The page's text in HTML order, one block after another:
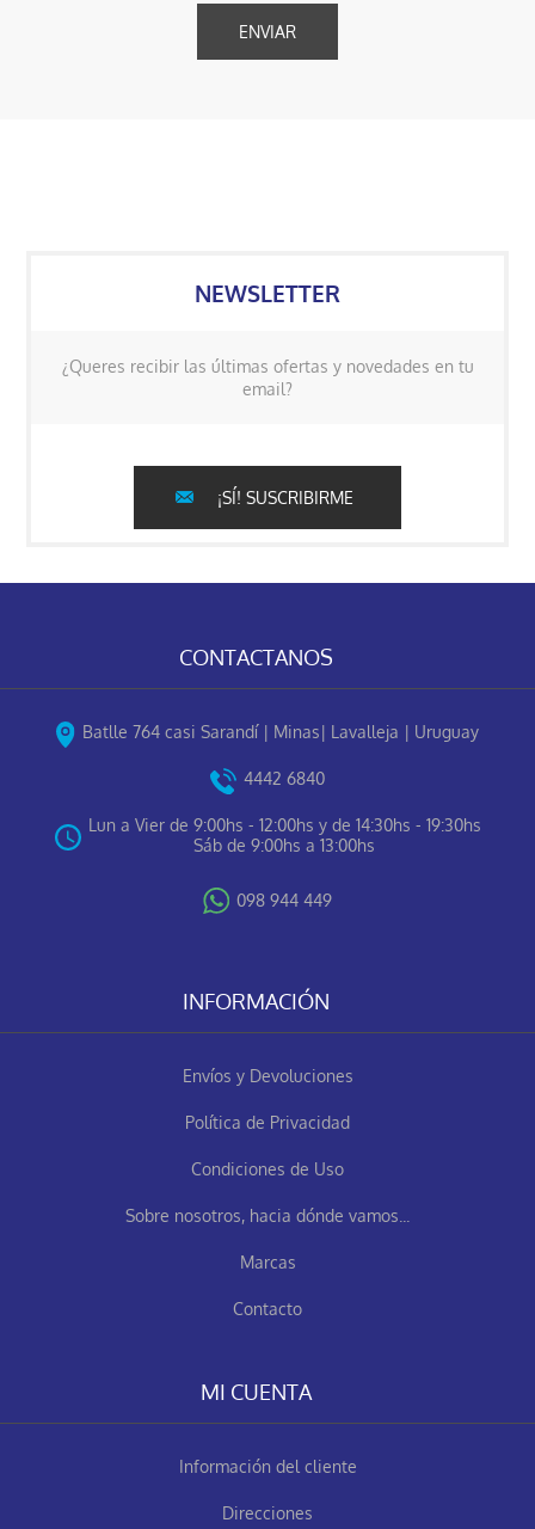
NEWSLETTER
¿Queres recibir las últimas ofertas y novedades en tu
email?
¡SÍ! SUSCRIBIRME
CONTACTANOS
Batlle 764 casi Sarandí | Minas| Lavalleja | Uruguay
4442 6840
Lun a Vier de 9:00hs - 12:00hs y de 14:30hs - 19:30hs
Sáb de 9:00hs a 13:00hs
098 944 449
INFORMACIÓN
Envíos y Devoluciones
Política de Privacidad
Condiciones de Uso
Sobre nosotros, hacia dónde vamos...
Marcas
Contacto
MI CUENTA
Información del cliente
Direcciones